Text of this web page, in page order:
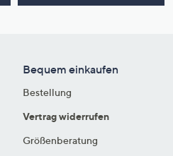
Bequem einkaufen
Bestellung
Vertrag widerrufen
Größenberatung